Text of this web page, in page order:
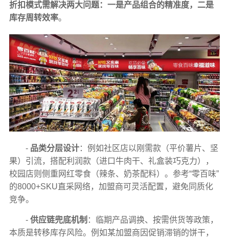
折扣模式需解决两大问题：一是产品组合的精准度，二是
库存周转效率。
- 品类分层设计：例如社区店以刚需款（平价薯片、坚
果）引流，搭配利润款（进口牛肉干、礼盒装巧克力），
校园店则侧重网红零食（辣条、奶茶配料）。参考“零百味”
的8000+SKU直采网络，加盟商可灵活配置，避免同质化
竞争。
- 供应链兜底机制 ：临期产品调换、按需供货等政策，
本质是转移库存风险。例如某加盟商因促销滞销的饼干，